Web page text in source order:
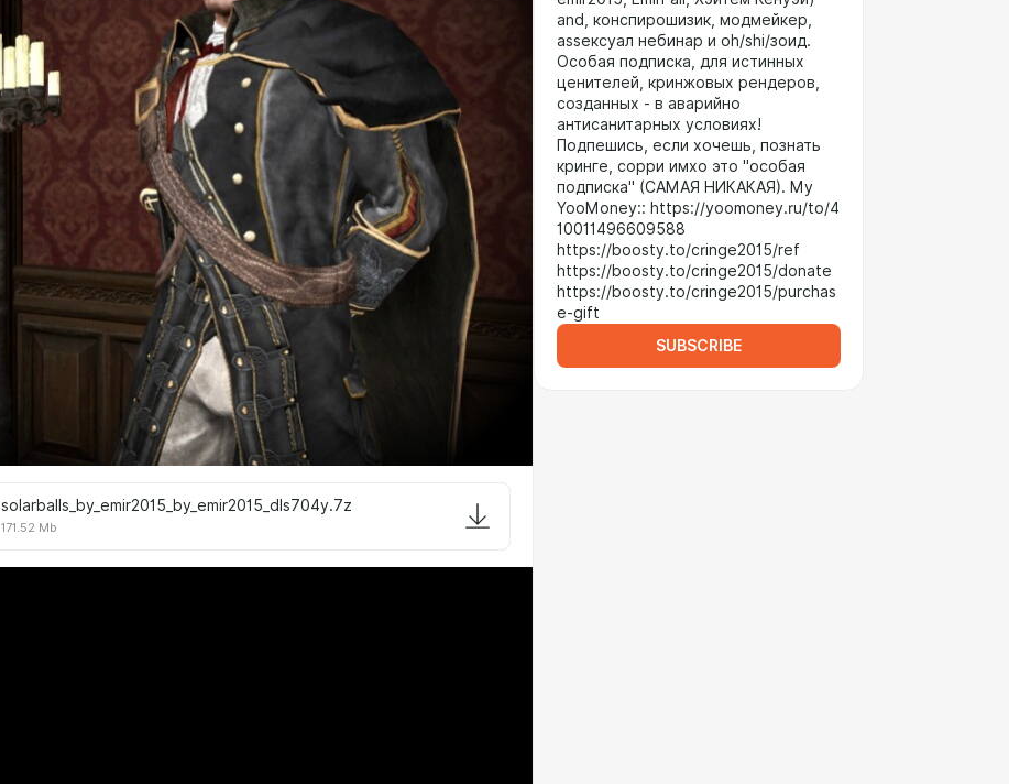
solarballs_by_emir2015_by_emir2015_dls704y.7z
171.52 Mb
and, конспирошизик, модмейкер,
assексуал небинар и oh/shi/зоид.
Особая подписка, для истинных
ценителей, кринжовых рендеров,
созданных - в аварийно
антисанитарных условиях!
Подпешись, если хочешь, познать
кринге, сорри имхо это "особая
подписка" (САМАЯ НИКАКАЯ). My
YooMoney:: https://yoomoney.ru/to/4
10011496609588
https://boosty.to/cringe2015/ref
https://boosty.to/cringe2015/donate
https://boosty.to/cringe2015/purchas
e-gift
SUBSCRIBE